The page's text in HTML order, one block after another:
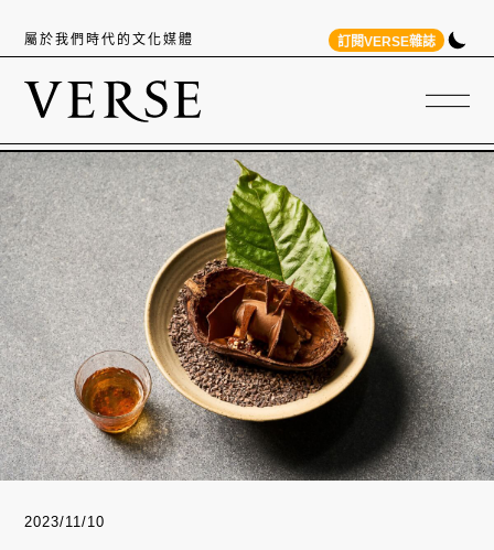
屬於我們時代的文化媒體 訂閱VERSE雜誌
2023/11/10